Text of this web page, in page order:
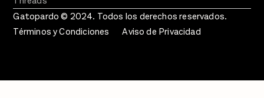
Gatopardo © 2024. Todos los derechos reservados.
Términos y Condiciones
Aviso de Privacidad